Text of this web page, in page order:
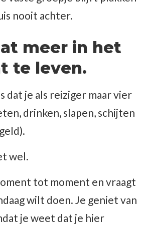
nooit achter.
meer in het
te leven.
dat je als reiziger maar vier
drinken, slapen, schijten
wel.
tot moment en vraagt
wilt doen. Je geniet van
je weet dat je hier